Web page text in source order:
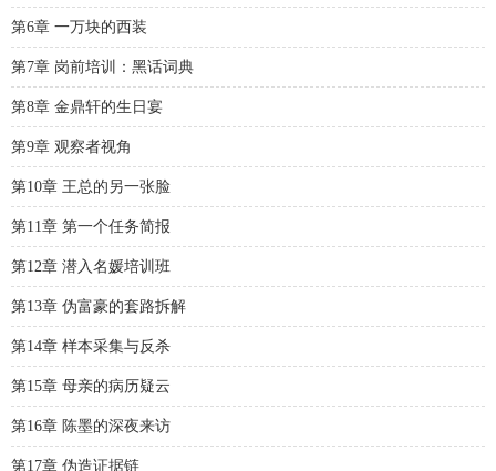
第6章 一万块的西装
第7章 岗前培训：黑话词典
第8章 金鼎轩的生日宴
第9章 观察者视角
第10章 王总的另一张脸
第11章 第一个任务简报
第12章 潜入名媛培训班
第13章 伪富豪的套路拆解
第14章 样本采集与反杀
第15章 母亲的病历疑云
第16章 陈墨的深夜来访
第17章 伪造证据链